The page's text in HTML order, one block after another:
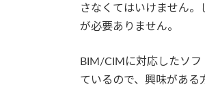
さなくてはいけません
が必要ありません。
BIM/CIMに対応したソフ
ているので、興味がある